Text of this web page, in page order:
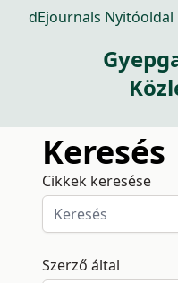
dEjournals Nyitóoldal
Keresés
Cikkek keresése
Szerző által